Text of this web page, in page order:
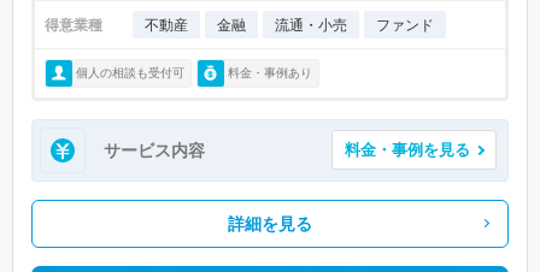
得意業種 不動産 金融 流通・小売 ファンド
個人の相談も受付可 料金・事例あり
サービス内容 料金・事例を見る
詳細を見る